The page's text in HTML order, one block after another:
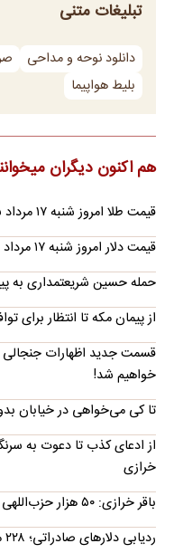
تبلیغات متنی
دانلود نوحه و مداحی
بلیط هواپیما
هم اکنون دیگران
قیمت طلا امروز شنبه ۱۷ مرداد ۱۴۰۵
قیمت دلار امروز شنبه ۱۷ مرداد ۱۴۰۵
حمله حسین شریعتمداری به
از پیمان مکه تا انتظار
قسمت جدید اظهارات جنجالی
خواهیم شد!
تا کی می‌خواهی در خیابان
از ادعای کذب تا دعوت به
خرازی‌
باقر خرازی: ۵۰ هزار حزب‌اللهی بریزند خیابان‌ها و بی حجاب‌ها را بکشند
ردیابی دلارهای صادراتی؛ ۲۲۸ میلیارد دلار کجا رفت؟